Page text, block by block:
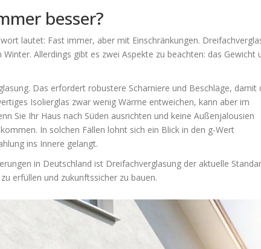
besser?
lautet: Fast immer, aber mit Einschränkungen.
Allerdings gibt es zwei Aspekte zu beachten: das Gewicht
Das erfordert robustere Scharniere und Beschläge, damit
Isolierglas zwar wenig Wärme entweichen, kann aber im
Sie Ihr Haus nach Süden ausrichten und keine Außenjalousien
In solchen Fällen lohnt sich ein Blick in den g-Wert
ins Innere gelangt.
in Deutschland ist Dreifachverglasung der aktuelle
erfüllen und zukunftssicher zu bauen.